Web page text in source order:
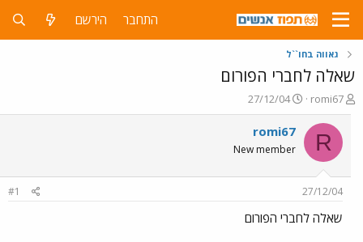
התחבר הירשם
גאווה בחו``ל
שאלה לחברי הפורום
פ
ו
ת
ח
ה
ש
א
romi67
פ
ו
ר
ם
ר
27/12/04
R
romi67
New member
27/12/04
#1
שאלה לחברי הפורום